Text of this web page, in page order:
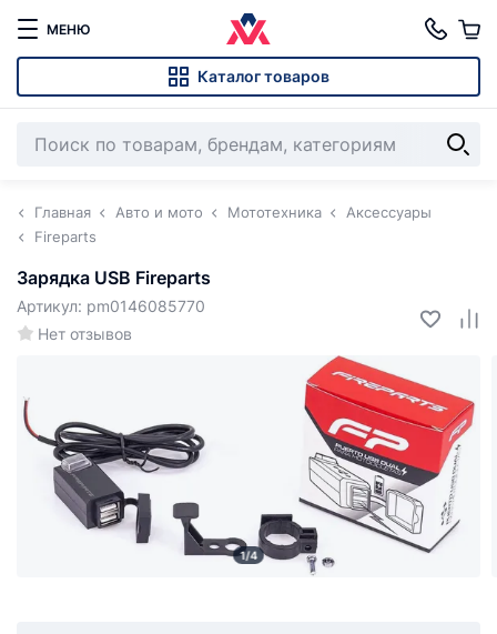
МЕНЮ
Каталог товаров
Главная Авто и мото Мототехника
Аксессуары
Fireparts
Зарядка USB Fireparts
Нет отзывов
Артикул: pm0146085770
1/4